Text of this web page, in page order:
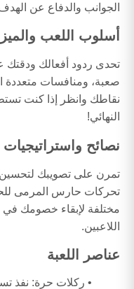
الجوانب والدفاع عن
أسلوب اللعب
تحدى ردود أفعالك ودقتك
صعبة، ومنافسات متعددة
نقاطك وانظر إذا كنت
النهائي!
نصائح واستراتيجيات
تمرن على تصويبك لتحسين
تحركات حارس المرمى
مختلفة لإبقاء خصومك في
اللاعبين.
عناصر اللعبة
ركلات حرة: نفذ